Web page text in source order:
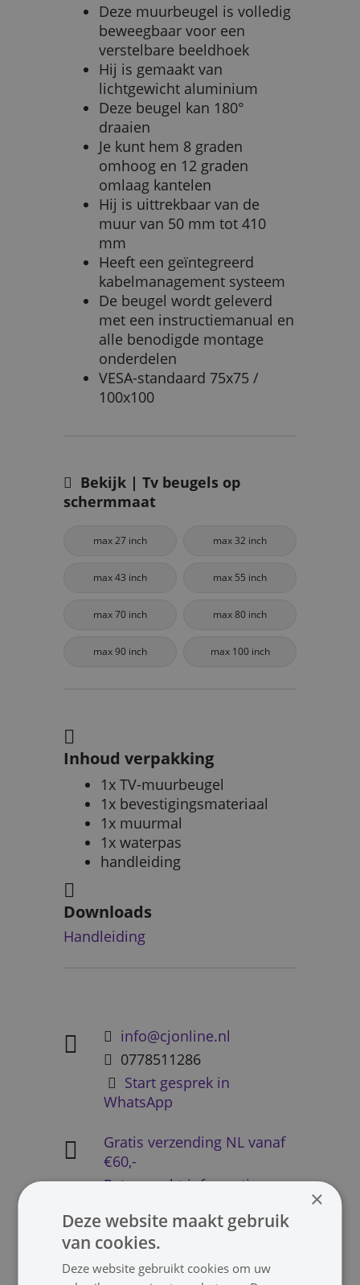
Deze muurbeugel is volledig
beweegbaar voor een
verstelbare beeldhoek
Hij is gemaakt van
lichtgewicht aluminium
Deze beugel kan 180°
draaien
Je kunt hem 8 graden
omhoog en 12 graden
omlaag kantelen
Hij is uittrekbaar van de
muur van 50 mm tot 410
mm
Heeft een geïntegreerd
kabelmanagement systeem
De beugel wordt geleverd
met een instructiemanual en
alle benodigde montage
onderdelen
VESA-standaard 75x75 /
100x100
Bekijk | Tv beugels op
schermmaat
max 27 inch max 32 inch
max 43 inch max 55 inch
max 70 inch max 80 inch
max 90 inch max 100 inch
Inhoud verpakking
1x TV-muurbeugel
1x bevestigingsmateriaal
1x muurmal
1x waterpas
handleiding
Downloads
Handleiding
info@cjonline.nl
0778511286
Start gesprek in
WhatsApp
Gratis verzending NL vanaf
€60,-
Retourrecht informatie
×
Deze website maakt gebruik
van cookies.
Deze website gebruikt cookies om uw